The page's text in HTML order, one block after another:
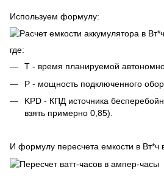
Используем формулу:
где:
T - время планируемой
P - мощность подключенного
KPD - КПД источника
взять примерно 0,85).
И формулу пересчета емкости в Вт*ч